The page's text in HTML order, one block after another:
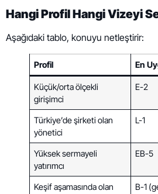
Hangi Profil Hangi Vizeyi
Aşağıdaki tablo, konuyu netleştirir:
Profil En
Küçük/orta ölçekli
girişimci
E-2
Türkiye’de şirketi olan
yönetici
L-1
Yüksek sermayeli
yatırımcı
EB-5
Keşif aşamasında olan B-1